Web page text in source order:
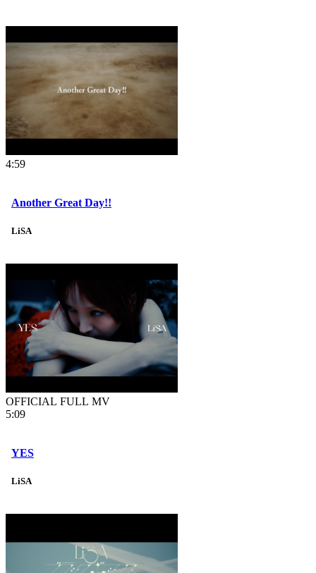
4:59
Another Great Day!!
LiSA
OFFICIAL FULL MV
5:09
YES
LiSA